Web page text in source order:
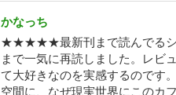
かなっち
★★★★★最新刊まで読んでるシ
まで一気に再読しました。レビ
て大好きなのを実感するのです
空間に、なぜ現実世界にこのカ